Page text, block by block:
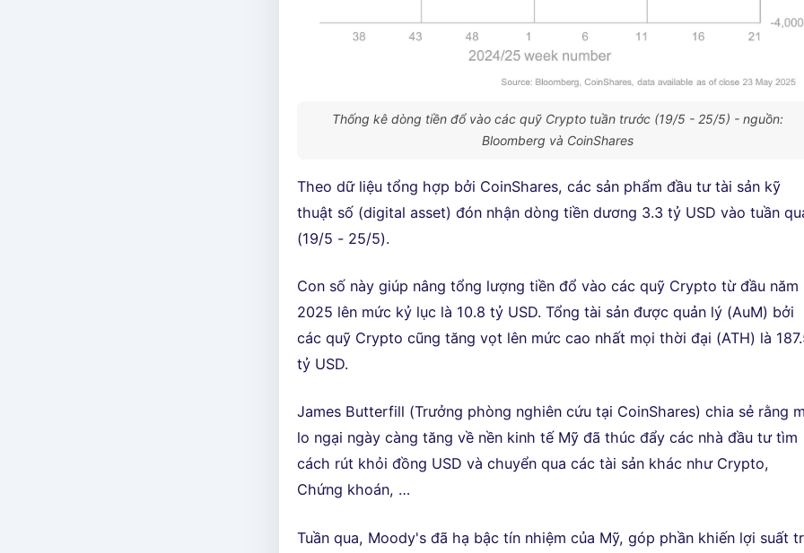
Thống kê dòng tiền đổ vào các quỹ Crypto tuần trước (19/5 - 25/5) - nguồn:
Bloomberg và CoinShares
Theo dữ liệu tổng hợp bởi CoinShares, các sản phẩm đầu tư tài sản kỹ
thuật số (digital asset) đón nhận dòng tiền dương 3.3 tỷ USD vào tuần
(19/5 - 25/5).
Con số này giúp nâng tổng lượng tiền đổ vào các quỹ Crypto từ đầu năm
2025 lên mức kỷ lục là 10.8 tỷ USD. Tổng tài sản được quản lý (AuM) bởi
các quỹ Crypto cũng tăng vọt lên mức cao nhất mọi thời đại (ATH) là
tỷ USD.
James Butterfill (Trưởng phòng nghiên cứu tại CoinShares) chia sẻ rằng
lo ngại ngày càng tăng về nền kinh tế Mỹ đã thúc đẩy các nhà đầu tư tìm
cách rút khỏi đồng USD và chuyển qua các tài sản khác như Crypto,
Chứng khoán, …
Tuần qua, Moody's đã hạ bậc tín nhiệm của Mỹ, góp phần khiến lợi suất